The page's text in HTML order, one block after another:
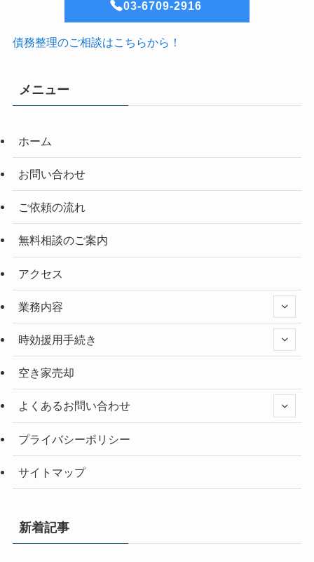
03-6709-2916
債務整理のご相談はこちらから！
メニュー
ホーム
お問い合わせ
ご依頼の流れ
無料相談のご案内
アクセス
業務内容
時効援用手続き
空き家売却
よくあるお問い合わせ
プライバシーポリシー
サイトマップ
新着記事